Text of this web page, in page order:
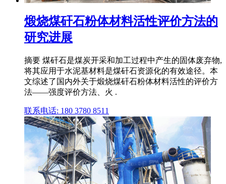
煅烧煤矸石粉体材料活性评价方法的
研究进展
摘要 煤矸石是煤炭开采和加工过程中产生的固体废弃物,
将其应用于水泥基材料是煤矸石资源化的有效途径。本
文综述了国内外关于煅烧煤矸石粉体材料活性的评价方
法——强度评价方法、火 .
联系电话: 180 3780 8511